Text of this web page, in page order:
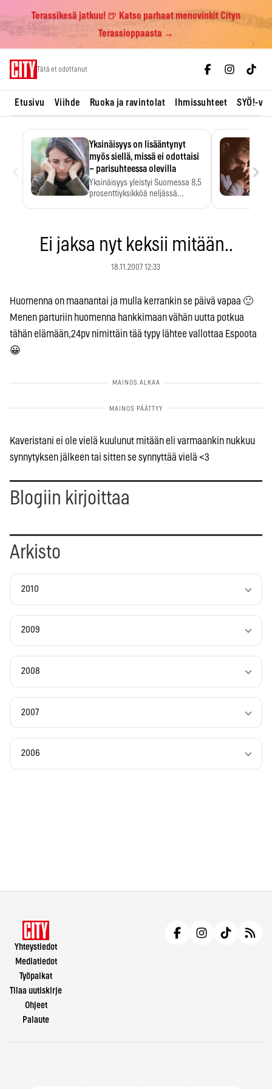
Terassikesä jatkuu! 🍺 Katso parhaat menovinkit Cityn
Terassioppaasta →
Tätä et odottanut
Etusivu Viihde Ruoka ja ravintolat Ihmissuhteet SYÖ!-
Yksinäisyys on lisääntynyt
myös siellä, missä ei odottaisi
– parisuhteessa olevilla
Yksinäisyys yleistyi Suomessa 8,5
prosenttiyksikköä neljässä
›
Ei jaksa nyt keksii mitään..
18.11.2007 12:33
Huomenna on maanantai ja mulla kerrankin se päivä vapaa 🙂
Menen parturiin huomenna hankkimaan vähän uutta potkua
tähän elämään,24pv nimittäin tää typy lähtee vallottaa Espoota
😀
Kaveristani ei ole vielä kuulunut mitään eli varmaankin nukkuu
synnytyksen jälkeen tai sitten se synnyttää vielä <3
Blogiin kirjoittaa
Arkisto
2010
2009
2008
2007
2006
Yhteystiedot
Mediatiedot
Työpaikat
Tilaa uutiskirje
Ohjeet
Palaute